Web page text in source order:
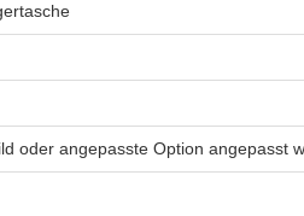
oder angepasste Option angepasst